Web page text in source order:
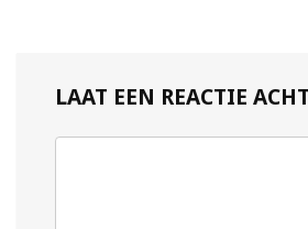
LAAT EEN REACTIE